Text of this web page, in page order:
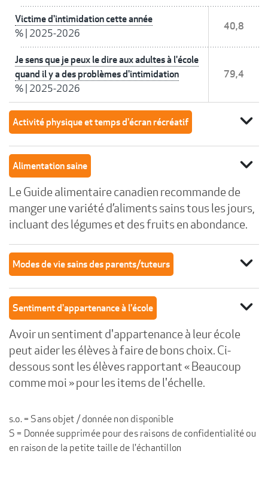
Victime d'intimidation cette année
% 2025-2026
40,8
Je sens que je peux le dire aux adultes à l'école
quand il y a des problèmes d'intimidation
% 2025-2026
79,4
Activité physique et temps d'écran récréatif expand_more
Alimentation saine expand_more
Le Guide alimentaire canadien recommande de
manger une variété d’aliments sains tous les jours,
incluant des légumes et des fruits en abondance.
Modes de vie sains des parents/tuteurs expand_more
Sentiment d'appartenance à l'école expand_more
Avoir un sentiment d'appartenance à leur école
peut aider les élèves à faire de bons choix. Ci-
dessous sont les élèves rapportant « Beaucoup
comme moi » pour les items de l'échelle.
s.o. = Sans objet / donnée non disponible
S = Donnée supprimée pour des raisons de confidentialité ou
en raison de la petite taille de l'échantillon